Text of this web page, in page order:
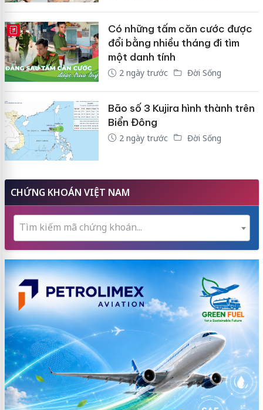
E-MAGAZINE
Có những tấm căn cước được
đổi bằng nhiều tháng đi tìm
một danh tính
2 ngày trước Đời Sống
Bão số 3 Kujira hình thành trên
Biển Đông
2 ngày trước Đời Sống
CHỨNG KHOÁN VIỆT NAM
Tìm kiếm mã chứng khoán...